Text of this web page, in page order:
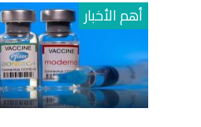
أهم الأخبار